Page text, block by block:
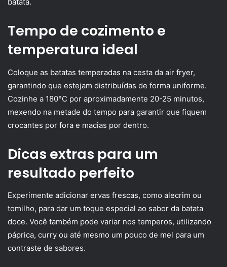
Tempo de cozimento e
temperatura ideal
Coloque as batatas temperadas na cesta da air fryer,
garantindo que estejam distribuídas de forma uniforme.
Cozinhe a 180°C por aproximadamente 20-25 minutos,
mexendo na metade do tempo para garantir que fiquem
crocantes por fora e macias por dentro.
Dicas extras para um
resultado perfeito
Experimente adicionar ervas frescas, como alecrim ou
tomilho, para dar um toque especial ao sabor da batata
doce. Você também pode variar nos temperos, utilizando
páprica, curry ou até mesmo um pouco de mel para um
contraste de sabores.